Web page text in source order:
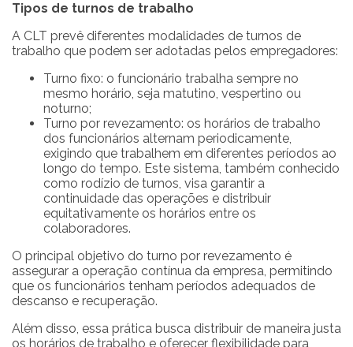
Tipos de turnos de trabalho
A CLT prevê diferentes modalidades de turnos de
trabalho que podem ser adotadas pelos empregadores:
Turno fixo: o funcionário trabalha sempre no
mesmo horário, seja matutino, vespertino ou
noturno;
Turno por revezamento: os horários de trabalho
dos funcionários alternam periodicamente,
exigindo que trabalhem em diferentes períodos ao
longo do tempo. Este sistema, também conhecido
como rodízio de turnos, visa garantir a
continuidade das operações e distribuir
equitativamente os horários entre os
colaboradores.
O principal objetivo do turno por revezamento é
assegurar a operação contínua da empresa, permitindo
que os funcionários tenham períodos adequados de
descanso e recuperação.
Além disso, essa prática busca distribuir de maneira justa
os horários de trabalho e oferecer flexibilidade para